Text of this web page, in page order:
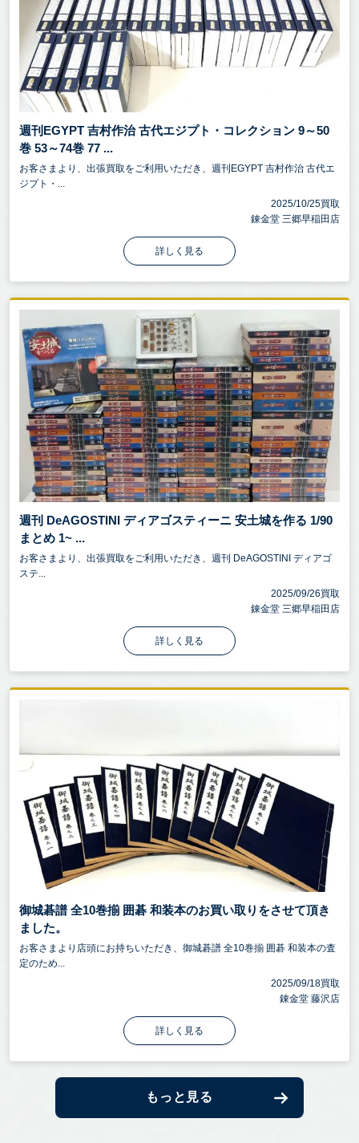
週刊EGYPT 吉村作治 古代エジプト・コレクション 9～50
巻 53～74巻 77 ...
お客さまより、出張買取をご利用いただき、週刊EGYPT 吉村作治 古代エ
ジプト・...
2025/10/25買取
錬金堂 三郷早稲田店
詳しく見る
週刊 DeAGOSTINI ディアゴスティーニ 安土城を作る 1/90
まとめ 1~ ...
お客さまより、出張買取をご利用いただき、週刊 DeAGOSTINI ディアゴ
ステ...
2025/09/26買取
錬金堂 三郷早稲田店
詳しく見る
御城碁譜 全10巻揃 囲碁 和装本のお買い取りをさせて頂き
ました。
お客さまより店頭にお持ちいただき、御城碁譜 全10巻揃 囲碁 和装本の査
定のため...
2025/09/18買取
錬金堂 藤沢店
詳しく見る
もっと見る